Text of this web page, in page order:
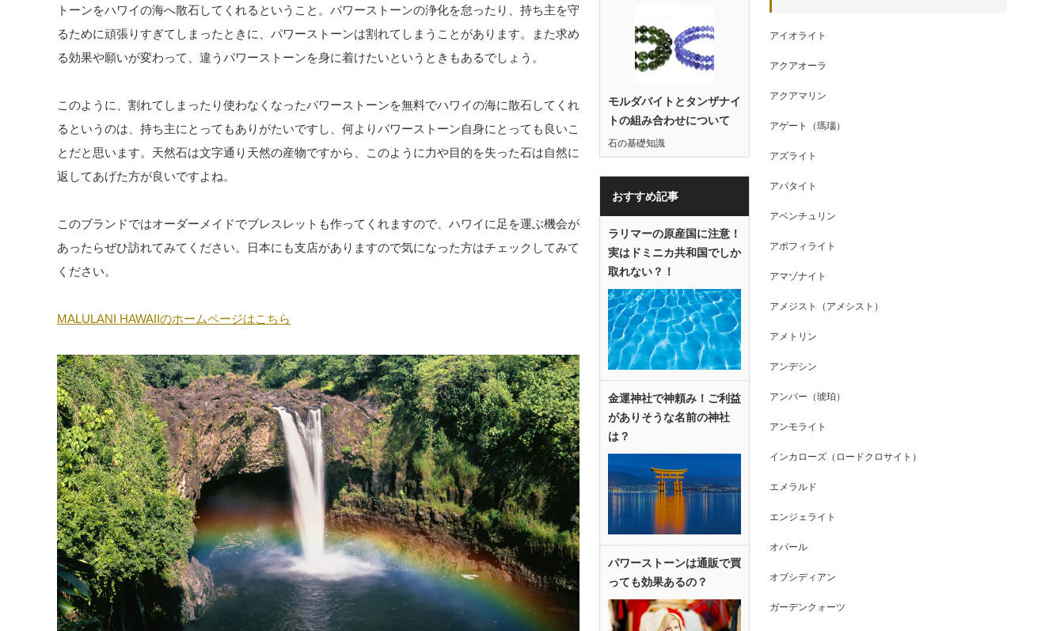
トーンをハワイの海へ散石してくれるということ。パワーストーンの浄化を怠ったり、持ち主を守
るために頑張りすぎてしまったときに、パワーストーンは割れてしまうことがあります。また求め
る効果や願いが変わって、違うパワーストーンを身に着けたいというときもあるでしょう。
このように、割れてしまったり使わなくなったパワーストーンを無料でハワイの海に散石してくれ
るというのは、持ち主にとってもありがたいですし、何よりパワーストーン自身にとっても良いこ
とだと思います。天然石は文字通り天然の産物ですから、このように力や目的を失った石は自然に
返してあげた方が良いですよね。
このブランドではオーダーメイドでブレスレットも作ってくれますので、ハワイに足を運ぶ機会が
あったらぜひ訪れてみてください。日本にも支店がありますので気になった方はチェックしてみて
ください。
MALULANI HAWAIIのホームページはこちら
モルダバイトとタンザナイ
トの組み合わせについて
石の基礎知識
おすすめ記事
ラリマーの原産国に注意！
実はドミニカ共和国でしか
取れない？！
金運神社で神頼み！ご利益
がありそうな名前の神社
は？
パワーストーンは通販で買
っても効果あるの？
アイオライト
アクアオーラ
アクアマリン
アゲート（瑪瑙）
アズライト
アパタイト
アベンチュリン
アポフィライト
アマゾナイト
アメジスト（アメシスト）
アメトリン
アンデシン
アンバー（琥珀）
アンモライト
インカローズ（ロードクロサイト）
エメラルド
エンジェライト
オパール
オブシディアン
ガーデンクォーツ